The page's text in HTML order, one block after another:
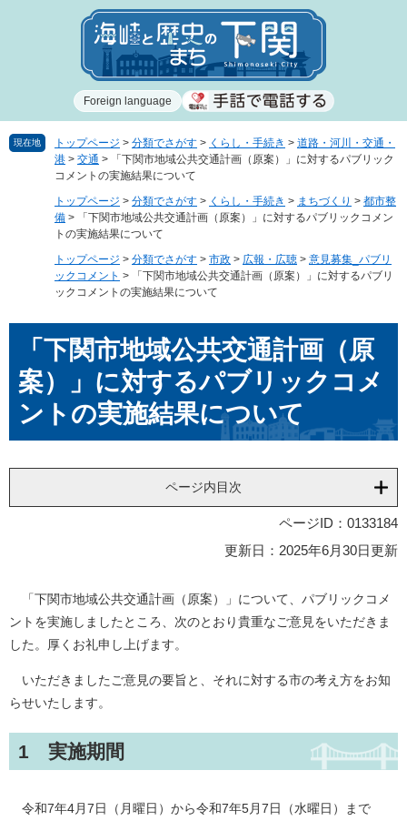
で
ば
Foreign language
現在地 トップページ > 分類でさがす > くらし・手続き > 道路・河川・交通・
港 > 交通 >
「下関市地域公共交通計画（原案）」に対するパブリック
コメントの実施結果について
トップページ > 分類でさがす > くらし・手続き > まちづくり > 都市整
備 >
「下関市地域公共交通計画（原案）」に対するパブリックコメン
トの実施結果について
トップページ > 分類でさがす > 市政 > 広報・広聴 > 意見募集_パブリ
ックコメント >
「下関市地域公共交通計画（原案）」に対するパブリ
ックコメントの実施結果について
「下関市地域公共交通計画（原
案）」に対するパブリックコメ
ントの実施結果について
ページ内目次
ページID：0133184
更新日：2025年6月30日更新
「下関市地域公共交通計画（原案）」について、パブリックコメ
ントを実施しましたところ、次のとおり貴重なご意見をいただきま
した。厚くお礼申し上げます。
いただきましたご意見の要旨と、それに対する市の考え方をお知
らせいたします。
1 実施期間
令和7年4月7日（月曜日）から令和7年5月7日（水曜日）まで